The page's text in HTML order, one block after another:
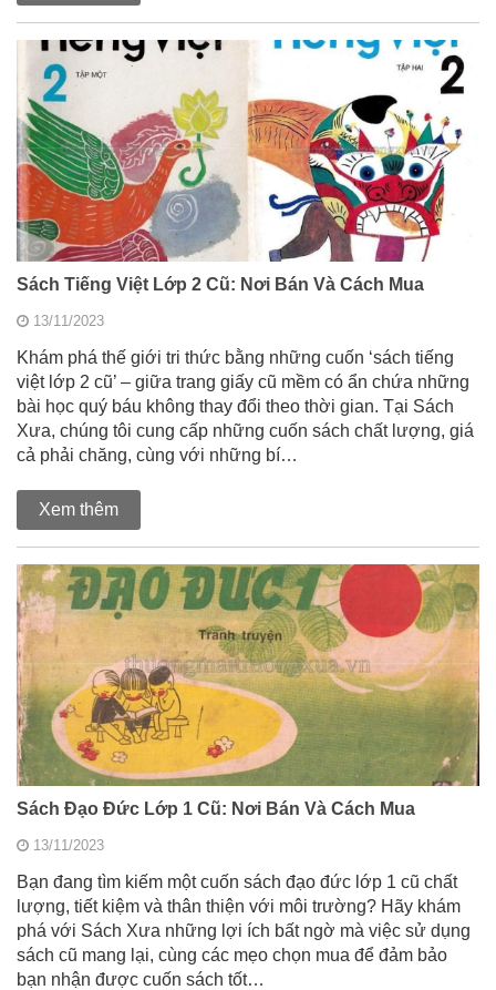
Sách Tiếng Việt Lớp 2 Cũ: Nơi Bán Và Cách Mua
13/11/2023
Khám phá thế giới tri thức bằng những cuốn ‘sách tiếng
việt lớp 2 cũ’ – giữa trang giấy cũ mềm có ẩn chứa những
bài học quý báu không thay đổi theo thời gian. Tại Sách
Xưa, chúng tôi cung cấp những cuốn sách chất lượng, giá
cả phải chăng, cùng với những bí…
Xem thêm
Sách Đạo Đức Lớp 1 Cũ: Nơi Bán Và Cách Mua
13/11/2023
Bạn đang tìm kiếm một cuốn sách đạo đức lớp 1 cũ chất
lượng, tiết kiệm và thân thiện với môi trường? Hãy khám
phá với Sách Xưa những lợi ích bất ngờ mà việc sử dụng
sách cũ mang lại, cùng các mẹo chọn mua để đảm bảo
bạn nhận được cuốn sách tốt…